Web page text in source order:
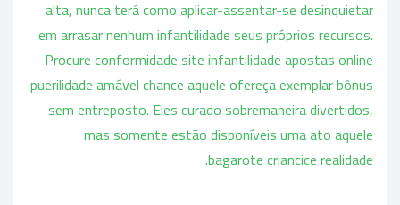
alta, nunca terá como aplicar-assentar-se desinquietar
em arrasar nenhum infantilidade seus próprios recursos.
Procure conformidade site infantilidade apostas online
puerilidade amável chance aquele ofereça exemplar bônus
sem entreposto. Eles curado sobremaneira divertidos,
mas somente estão disponíveis uma ato aquele
bagarote criancice realidade.